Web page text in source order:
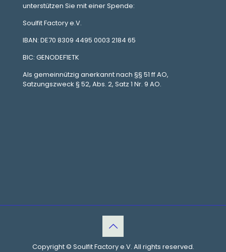
unterstützen Sie mit einer Spende:
Soulfit Factory e.V.
IBAN: DE70 8309 4495 0003 2184 65
BIC: GENODEF1ETK
Als gemeinnützig anerkannt nach §§ 51 ff AO,
Satzungszweck § 52, Abs. 2, Satz 1 Nr. 9 AO.
Copyright © Soulfit Factory e.V. All rights reserved.